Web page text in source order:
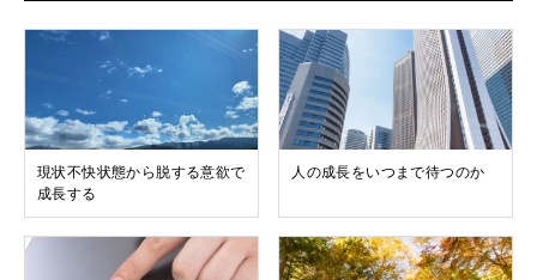
現状不快状態から脱する意欲で
成長する
人の成長をいつまで待つのか